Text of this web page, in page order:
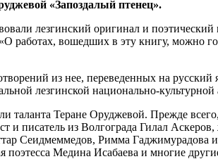
«Запоздалый птенец».
лезгинский оригинал и
вошедших в эту книгу, можно
из нее, переведенных на
лезгинской национально-
таланта Теране Оруджевой. Прежде
писатель из Волгограда Гилал
Сеидмеммедов, Римма Гаджимурадова
Медина Исабаева и многие